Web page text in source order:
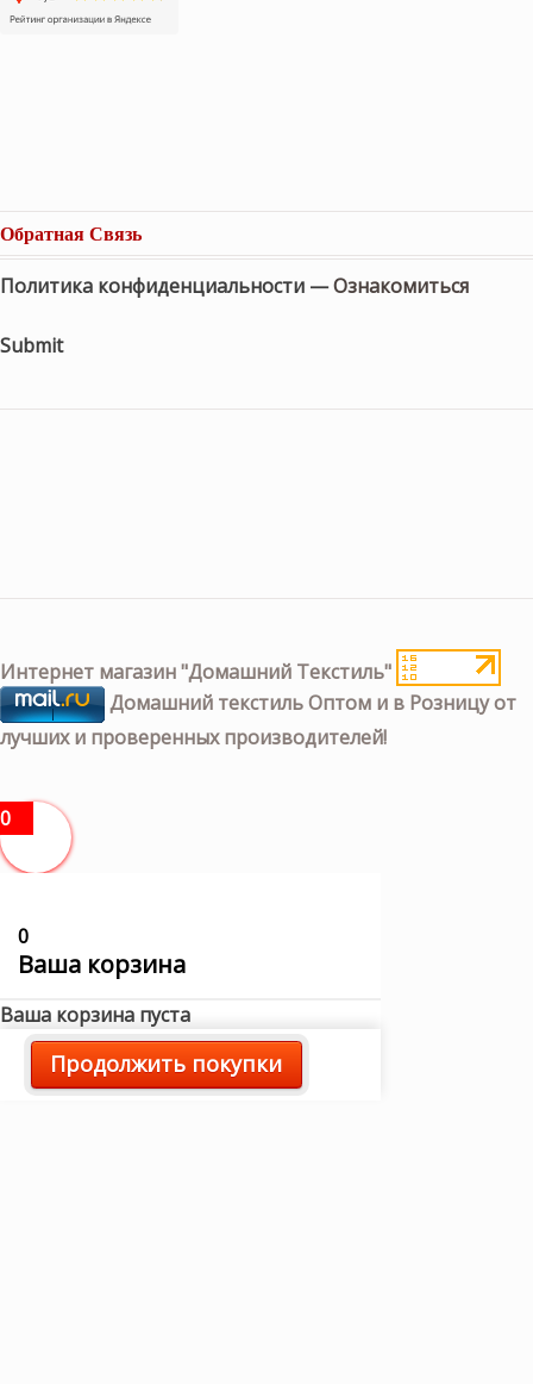
Обратная Связь
Политика конфиденциальности —Ознакомиться
Submit
Интернет магазин "Домашний Текстиль"
Домашний текстиль Оптом и в Розницу от
лучших и проверенных производителей!
0
0
Ваша корзина
Ваша корзина пуста
Продолжить покупки